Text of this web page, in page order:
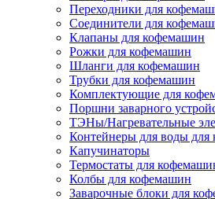
Переходники для
Соединители для
Клапаны для кофемашин
Рожки для кофемашин
Шланги для кофемашин
Трубки для кофемашин
Комплектующие для
Поршни заварного
ТЭНы/Нагревательные
Контейнеры для воды для
Капучинаторы
Термостаты для
Колбы для кофемашин
Заварочные блоки для